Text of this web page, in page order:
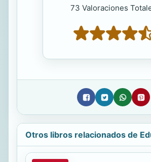
73 Valoraciones
Otros libros relacionados de